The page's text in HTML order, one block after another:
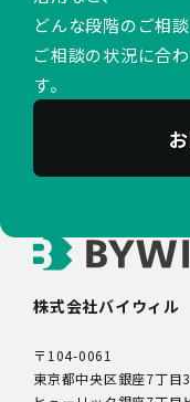
どんな段階のご相
ご相談の状況に合
す。
株式会社バイウィル
〒104-0061
東京都中央区銀座7丁目